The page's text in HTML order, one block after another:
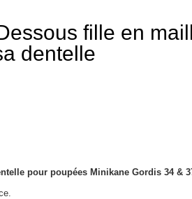
fille en
dentelle
pour poupées Minikane Gordis 34 &